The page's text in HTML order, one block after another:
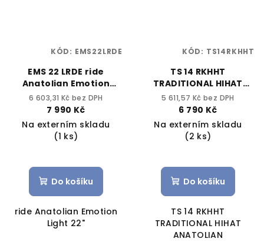
EMS 22 LRDE ride
Anatolian Emotion
Light 22"
6 603,31 Kč bez DPH
7 990 Kč
Na externím skladu
(1 ks)
Do košíku
ride Anatolian Emotion
Light 22"
KÓD: EMS22LRDE
TS 14 RKHHT
TRADITIONAL HIHAT
ANATOLIAN
5 611,57 Kč bez DPH
6 790 Kč
Na externím skladu
(2 ks)
Do košíku
TS 14 RKHHT
TRADITIONAL HIHAT
ANATOLIAN
KÓD: TS14RKHHT